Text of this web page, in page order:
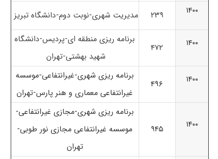
۱۴۰۰
۲۳۹ مدیریت شهری-نوبت دوم-دانشگاه تبریز
۱۴۰۰ ۴۷۲
برنامه ریزی منطقه ای-پردیس-دانشگاه
شهید بهشتی-تهران
۱۴۰۰
۴۹۶
برنامه ریزی شهری-غیرانتفاعی-موسسه
غیرانتفاعی معماری و هنر پارس-تهران
۱۴۰۰ ۹۴۵
برنامه ریزی شهری-مجازی غیرانتفاعی-
موسسه غیرانتفاعی مجازی نور طوبی-
تهران